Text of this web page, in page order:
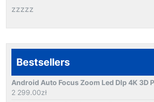
zzzzz
Bestsellers
Android Auto Focus Zoom Led Dlp 4K 3D
2 299.00zł